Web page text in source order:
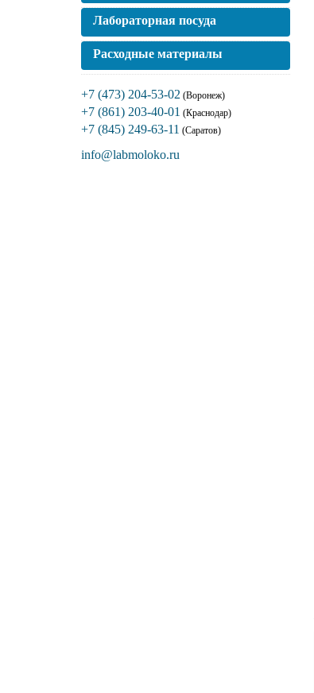
Лабораторная посуда
Расходные материалы
+7 (473) 204-53-02 (Воронеж)
+7 (861) 203-40-01 (Краснодар)
+7 (845) 249-63-11 (Саратов)
info@labmoloko.ru